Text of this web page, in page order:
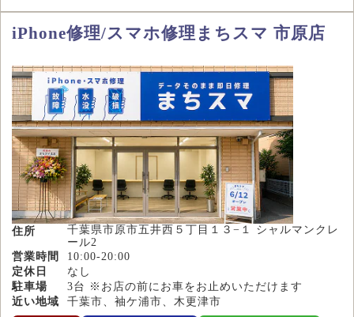
iPhone修理/スマホ修理まちスマ 市原店
住所
千葉県市原市五井西５丁目１３−１ シャルマンクレ
ール2
営業時間
10:00-20:00
定休日
なし
駐車場
3台 ※お店の前にお車をお止めいただけます
近い地域
千葉市、袖ケ浦市、木更津市